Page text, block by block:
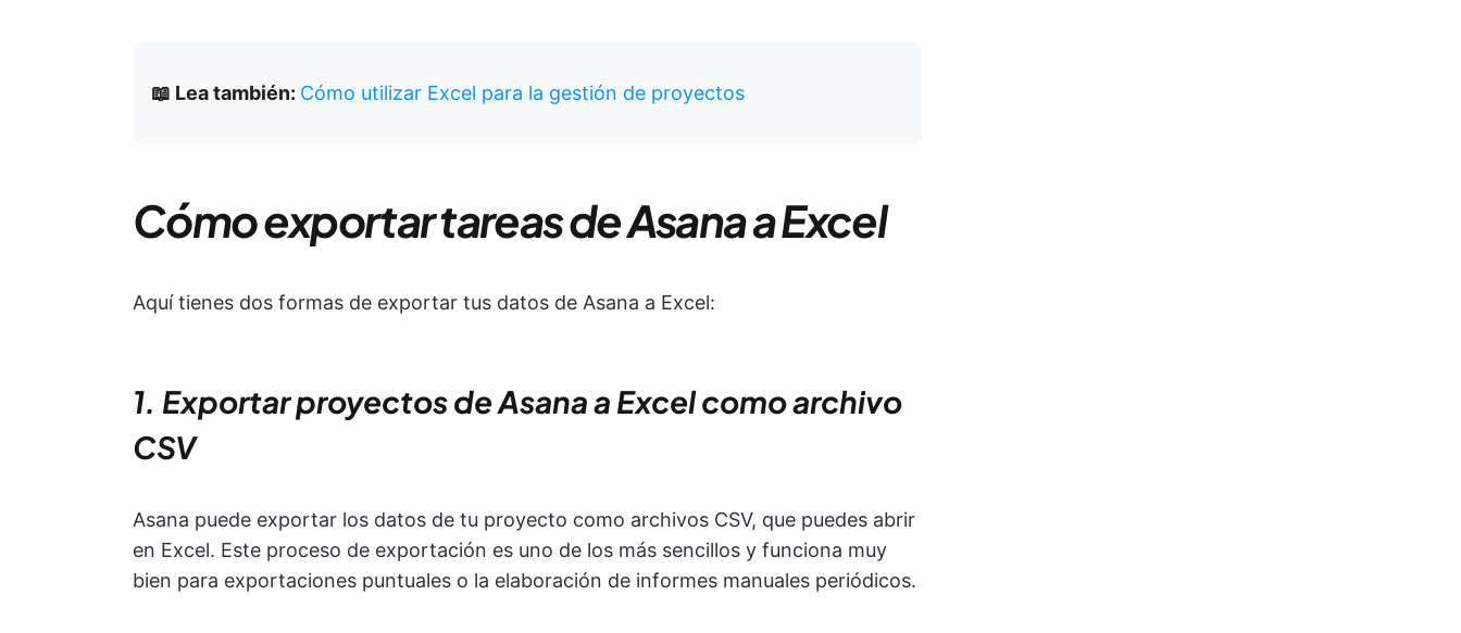
📖 Lea también: Cómo utilizar Excel para la gestión de proyectos
Cómo exportar tareas de Asana a Excel
Aquí tienes dos formas de exportar tus datos de Asana a Excel:
1. Exportar proyectos de Asana a Excel como archivo
CSV
Asana puede exportar los datos de tu proyecto como archivos CSV, que puedes abrir
en Excel. Este proceso de exportación es uno de los más sencillos y funciona muy
bien para exportaciones puntuales o la elaboración de informes manuales periódicos.